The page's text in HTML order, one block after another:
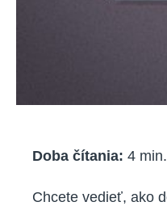
Doba čítania: 4 min.
Chcete vedieť, ako